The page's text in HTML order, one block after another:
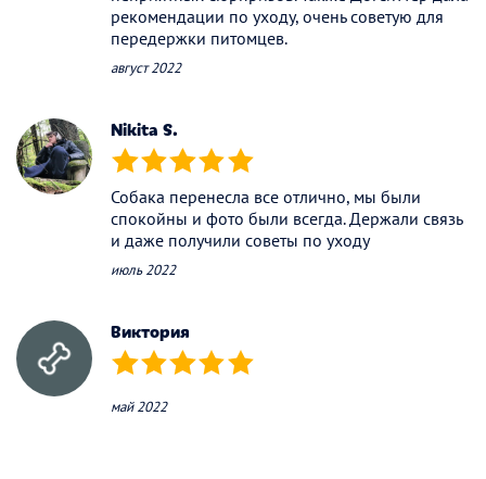
рекомендации по уходу, очень советую для
передержки питомцев.
август 2022
Nikita S.
(*) (*) (*) (*) (*)
Собака перенесла все отлично, мы были
спокойны и фото были всегда. Держали связь
и даже получили советы по уходу
июль 2022
Виктория
(*) (*) (*) (*) (*)
май 2022